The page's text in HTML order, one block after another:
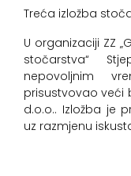
Treća izložba
U organizaciji ZZ
stočarstva“
nepovoljnim
prisustvovao veći
d.o.o.. Izložba je
uz razmjenu